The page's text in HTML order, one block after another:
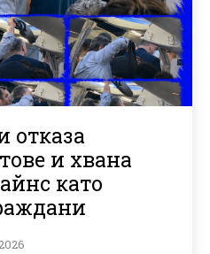
отказа
и хвана
като